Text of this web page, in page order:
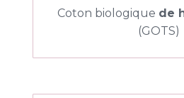
Coton biologique de
(GOTS)